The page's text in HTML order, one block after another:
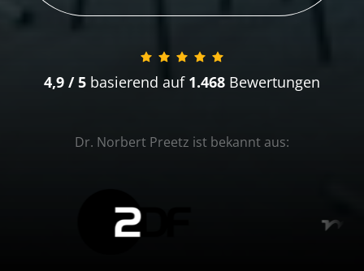
4,9 / 5 basierend auf 1.468 Bewertungen
Dr. Norbert Preetz ist bekannt aus: